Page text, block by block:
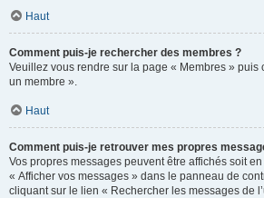
Haut
Comment puis-je rechercher des membres ?
Veuillez vous rendre sur la page « Membres » puis
un membre ».
Haut
Comment puis-je retrouver mes propres
Vos propres messages peuvent être affichés soit
« Afficher vos messages » dans le panneau de
cliquant sur le lien « Rechercher les messages de